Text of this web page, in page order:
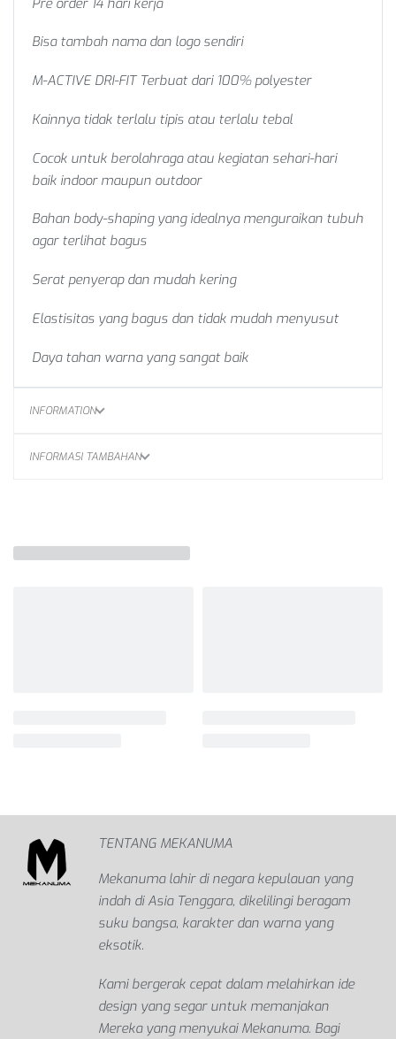
Bisa tambah nama dan logo sendiri
M-ACTIVE DRI-FIT Terbuat dari 100% polyester
Kainnya tidak terlalu tipis atau terlalu tebal
Cocok untuk berolahraga atau kegiatan sehari-hari
baik indoor maupun outdoor
Bahan body-shaping yang idealnya menguraikan tubuh
agar terlihat bagus
Serat penyerap dan mudah kering
Elastisitas yang bagus dan tidak mudah menyusut
Daya tahan warna yang sangat baik
INFORMATION
INFORMASI TAMBAHAN
TENTANG MEKANUMA
Mekanuma lahir di negara kepulauan yang
indah di Asia Tenggara, dikelilingi beragam
suku bangsa, karakter dan warna yang
eksotik.
Kami bergerak cepat dalam melahirkan ide
design yang segar untuk memanjakan
Mereka yang menyukai Mekanuma. Bagi